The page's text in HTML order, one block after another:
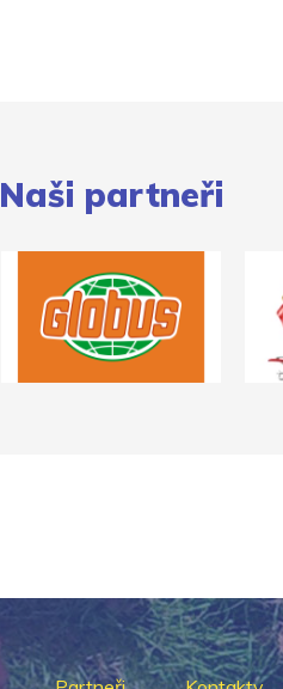
Naši partneři